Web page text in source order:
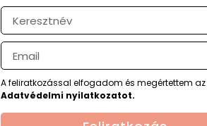
A feliratkozással elfogadom és megértettem az
Adatvédelmi nyilatkozatot.